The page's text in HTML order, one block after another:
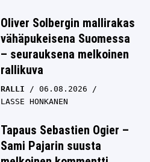
Oliver Solbergin mallirakas
vähäpukeisena Suomessa
– seurauksena melkoinen
rallikuva
RALLI
06.08.2026
LASSE HONKANEN
Tapaus Sebastien Ogier –
Sami Pajarin suusta